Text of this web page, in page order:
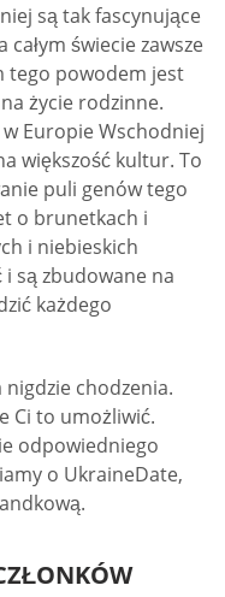
są tak fascynujące
świecie zawsze
tego powodem jest
życie rodzinne.
Europie Wschodniej
większość kultur. To
puli genów tego
o brunetkach i
i niebieskich
są zbudowane na
każdego
chodzenia.
Ci to umożliwić.
odpowiedniego
o UkraineDate,